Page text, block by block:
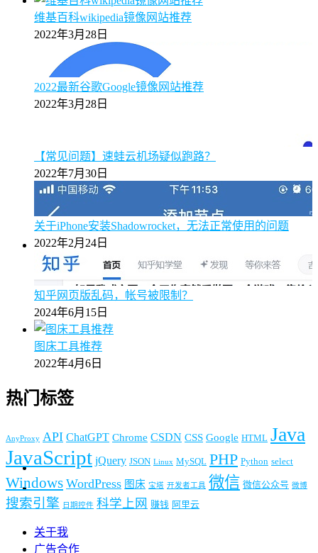
维基百科wikipedia镜像网站推荐
2022年3月28日
2022最新谷歌Google镜像网站推荐
2022年3月28日
【常见问题】速蛙云机场疑似跑路？
2022年7月30日
关于iPhone安装Shadowrocket，无法正常使用的问题
2022年2月24日
知乎网页版乱码，帐号被限制？
2024年6月15日
图床工具推荐
2022年4月6日
热门标签
AnyProxy API ChatGPT Chrome CSDN CSS Google HTML Java
JavaScript jQuery JSON Linux MySQL PHP Python select
Windows WordPress 图床 宝塔 开发者工具 微信 微信公众号 微博
搜索引擎 日期控件 科学上网 赚钱 阿里云
关于我
广告合作